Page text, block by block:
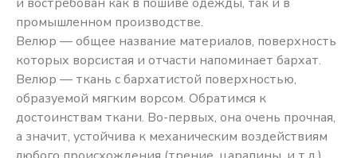
и востребован как в пошиве одежды, так и в
промышленном производстве.
Велюр — общее название материалов, поверхность
которых ворсистая и отчасти напоминает бархат.
Велюр — ткань с бархатистой поверхностью,
образуемой мягким ворсом. Обратимся к
достоинствам ткани. Во-первых, она очень прочная,
а значит, устойчива к механическим воздействиям